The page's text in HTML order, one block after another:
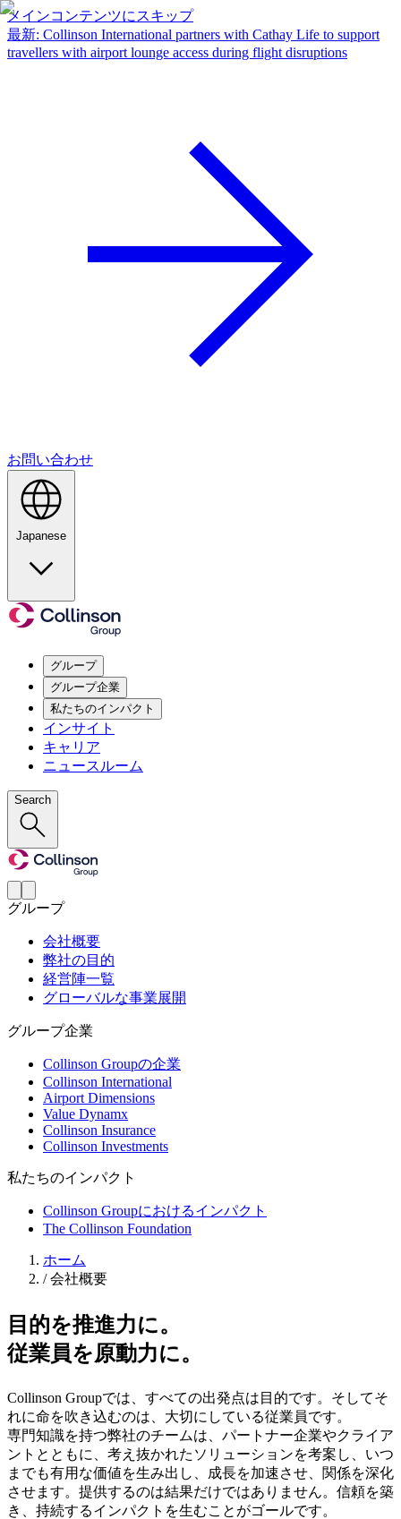
メインコンテンツにスキップ
最新: Collinson International partners with Cathay Life to support
travellers with airport lounge access during flight disruptions
お問い合わせ
Japanese
グループ
グループ企業
私たちのインパクト
インサイト
キャリア
ニュースルーム
Search
グループ
会社概要
弊社の目的
経営陣一覧
グローバルな事業展開
グループ企業
Collinson Groupの企業
Collinson International
Airport Dimensions
Value Dynamx
Collinson Insurance
Collinson Investments
私たちのインパクト
Collinson Groupにおけるインパクト
The Collinson Foundation
ホーム
/会社概要
目的を推進力に。
従業員を原動力に。
Collinson Groupでは、すべての出発点は目的です。そしてそ
れに命を吹き込むのは、大切にしている従業員です。
専門知識を持つ弊社のチームは、パートナー企業やクライア
ントとともに、考え抜かれたソリューションを考案し、いつ
までも有用な価値を生み出し、成長を加速させ、関係を深化
させます。提供するのは結果だけではありません。信頼を築
き、持続するインパクトを生むことがゴールです。